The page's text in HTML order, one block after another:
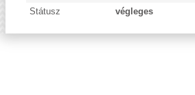
Státusz
végleges